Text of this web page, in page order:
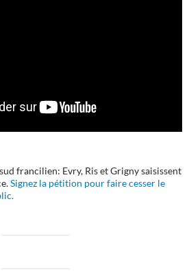
francilien: Evry, Ris et Grigny saisissent
Signez la pétition pour faire cesser le